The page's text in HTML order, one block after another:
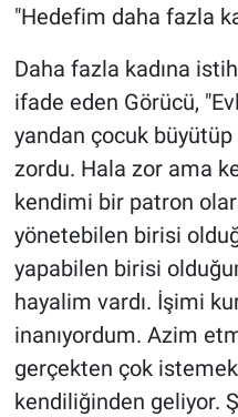
"Hedefim daha fazla
Daha fazla kadına
ifade eden Görücü,
yandan çocuk
zordu. Hala zor ama
kendimi bir patron
yönetebilen birisi
yapabilen birisi
hayalim vardı. İşimi
inanıyordum. Azim
gerçekten çok
kendiliğinden geliyor.